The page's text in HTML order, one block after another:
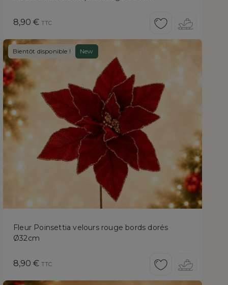
Prix
8,90 € TTC
Bientôt disponible ! New
Fleur Poinsettia velours rouge bords dorés
Ø32cm
Prix
8,90 € TTC